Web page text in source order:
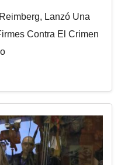
Lanzó Una
Contra El Crimen